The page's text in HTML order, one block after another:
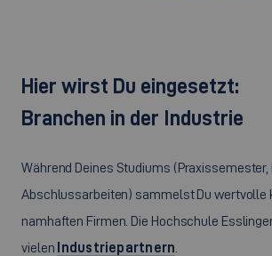
Hier wirst Du eingesetzt:
Branchen in der Industrie
Während Deines Studiums (Praxissemester,
Abschlussarbeiten) sammelst Du wertvolle
namhaften Firmen. Die Hochschule
vielen Industriepartnern